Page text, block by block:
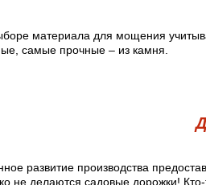
материала для мощения
самые прочные – из камня.
развитие производства
не делаются садовые дорожки!